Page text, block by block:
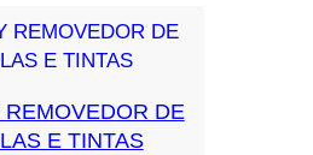
DE
E TINTAS